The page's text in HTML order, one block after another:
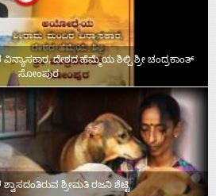
ದೇಶದ ಹೆಮ್ಮೆಯ ಶಿಲ್ಪಿ ಶ್ರೀ ಚಂದ್ರಕಾಂತ್‌
ಸೋಂಪುರ
ಶ್ವಾಸದಂತಿರುವ ಶ್ರೀಮತಿ ರಜನಿ ಶೆಟ್ಟಿ